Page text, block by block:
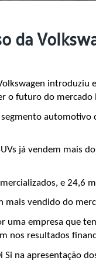
da
o futuro do mercado
automotivo
já vendem mais
e 24,6
mais vendido do
uma empresa que
nos resultados
Si na apresentação